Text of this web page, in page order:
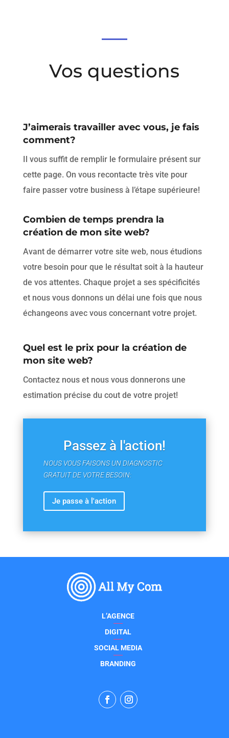
Vos questions
J’aimerais travailler avec vous, je fais
comment?
Il vous suffit de remplir le formulaire présent sur
cette page. On vous recontacte très vite pour
faire passer votre business à l’étape supérieure!
Combien de temps prendra la
création de mon site web?
Avant de démarrer votre site web, nous étudions
votre besoin pour que le résultat soit à la hauteur
de vos attentes. Chaque projet a ses spécificités
et nous vous donnons un délai une fois que nous
échangeons avec vous concernant votre projet.
Quel est le prix pour la création de
mon site web?
Contactez nous et nous vous donnerons une
estimation précise du cout de votre projet!
Passez à l'action!
NOUS VOUS FAISONS UN DIAGNOSTIC
GRATUIT DE VOTRE BESOIN:
Je passe à l'action
L’AGENCE
DIGITAL
SOCIAL MEDIA
BRANDING